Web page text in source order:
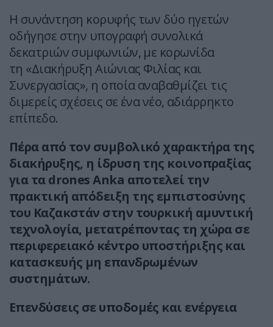
Η συνάντηση κορυφής των δύο ηγετών
οδήγησε στην υπογραφή συνολικά
δεκατριών συμφωνιών, με κορωνίδα
τη «Διακήρυξη Αιώνιας Φιλίας και
Συνεργασίας», η οποία αναβαθμίζει τις
διμερείς σχέσεις σε ένα νέο, αδιάρρηκτο
επίπεδο.
Πέρα από τον συμβολικό χαρακτήρα της
διακήρυξης, η ίδρυση της κοινοπραξίας
για τα drones Anka αποτελεί την
πρακτική απόδειξη της εμπιστοσύνης
του Καζακστάν στην τουρκική αμυντική
τεχνολογία, μετατρέποντας τη χώρα σε
περιφερειακό κέντρο υποστήριξης και
κατασκευής μη επανδρωμένων
συστημάτων.
Επενδύσεις σε υποδομές και ενέργεια